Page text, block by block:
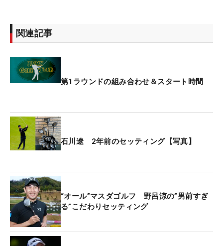
流れでピッチングウェッジも入れた」（キャロウェ
イツアー担当）。より安定性を求めて、9番とピッ
その下の番手を見るとウェッジのロフトピッチも大
がらじゃないですけど、58度、ずっと1本でやって
きていたので、ランニングアプローチの距離感を58
度でどうしても出したかったんですよね」。ここ3
用していた。その感覚で再びゴルフをしようと”原点
回帰”したというわけだ。
さらに「ショートサイドのバンカーとかのために62
度を入れたんですけど、 62度っていうのはやっぱそ
こでしか生きてこなくて、フルショットでもいまい
関連記事
第1ラウンドの組み合わせ＆スタート時間
石川遼 2年前のセッティング【写真】
“オール”マスダゴルフ 野呂涼の”男前すぎ
る”こだわりセッティング